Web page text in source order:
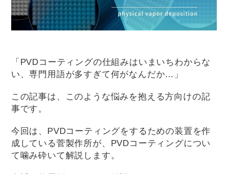
「PVDコーティングの仕組みはいまいちわからな
い、専門用語が多すぎて何がなんだか…」
この記事は、このような悩みを抱える方向けの記
事です。
今回は、PVDコーティングをするための装置を作
成している菅製作所が、PVDコーティングについ
て噛み砕いて解説します。